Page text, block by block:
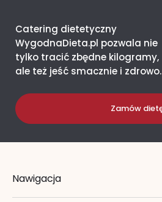
Catering dietetyczny
WygodnaDieta.pl pozwala nie
tylko tracić zbędne kilogramy,
ale też jeść smacznie i zdrowo.
Zamów
Nawigacja